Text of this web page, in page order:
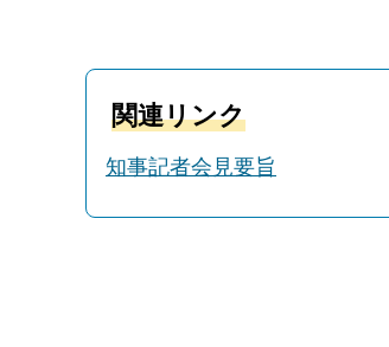
関連リンク
知事記者会見要旨